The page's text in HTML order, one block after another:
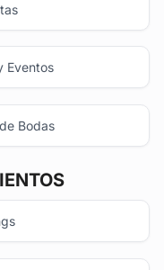
Eventos
Bodas